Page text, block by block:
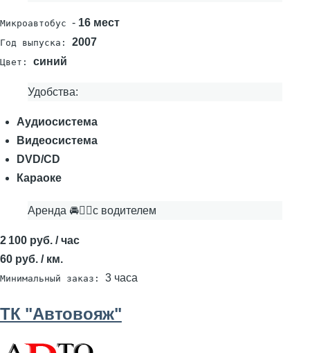
Микроавтобус - 16 мест
Год выпуска: 2007
Цвет: синий
Удобства:
Аудиосистема
Видеосистема
DVD/CD
Караоке
Аренда 🚘👨‍✈с водителем
2 100 руб. / час
60 руб. / км.
Минимальный заказ: 3 часа
ТК "Автовояж"